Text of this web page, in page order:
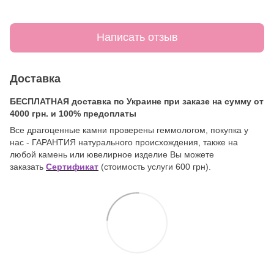
Написать отзыв
Доставка
БЕСПЛАТНАЯ доставка по Украине при заказе на сумму от
4000 грн. и 100% предоплаты
Все драгоценные камни проверены геммологом, покупка у
нас - ГАРАНТИЯ натурального происхождения, также на
любой камень или ювелирное изделие Вы можете
заказать Сертификат (стоимость услуги 600 грн).